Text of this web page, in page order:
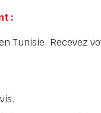
:
Tunisie. Recevez